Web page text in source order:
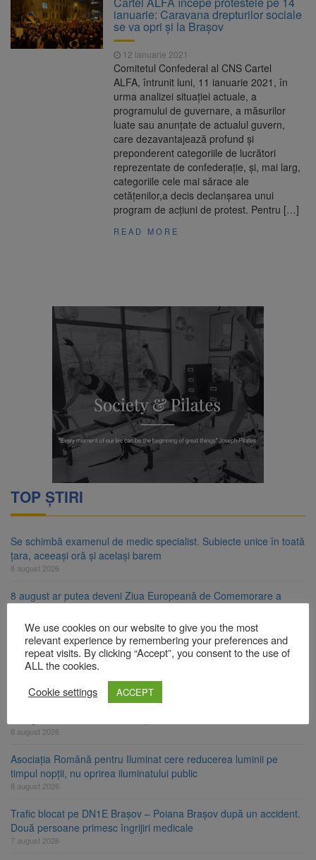
Nivelul Dunării a început să crească
8 august 2026
Asociația Română pentru
Iluminat cere reducerea luminii pe timpul
nopții, nu oprirea iluminatului public
Trafic blocat pe DN1E Brașov
– Poiana Brașov după un accident. Două
persoane primesc îngrijiri medicale
Se schimbă examenul de
medic specialist. Subiecte unice în toată țara,
aceeași oră și același barem
ianuarie: Caravana drepturilor sociale
se va opri și la Brașov
12 ianuarie 2021
Comitetul Confederal al CNS Cartel
ALFA, întrunit luni, 11 ianuarie 2021, în
urma analizei situației actuale, a
programului de guvernare, a măsurilor
luate sau anunțate de actualul guvern,
care dezavantajează profund și
preponderent categoriile de lucrători
reprezentate de confederație, și, mai larg,
categoriile cele mai sărace ale
cetățenilor,a decis declanșarea unui
program de acțiuni de protest. Pentru […]
READ MORE
TOP ȘTIRI
Se schimbă examenul de medic specialist. Subiecte unice în toată
țara, aceeași oră și același barem
8 august 2026
8 august ar putea deveni Ziua Europeană de Comemorare a
8 august 2026
Am început demolarea fostului complex Duplex 91, de lângă Piața
Star
Ungaria renunță la apelul pentru reducerea consumului de
8 august 2026
Asociația Română pentru Iluminat cere reducerea luminii pe
timpul nopții, nu oprirea iluminatului public
8 august 2026
Trafic blocat pe DN1E Brașov – Poiana Brașov după un accident.
Două persoane primesc îngrijiri medicale
7 august 2026
We use cookies on our website to give you the most
relevant experience by remembering your preferences and
repeat visits. By clicking “Accept”, you consent to the use of
ALL the cookies.
Cookie settings
ACCEPT